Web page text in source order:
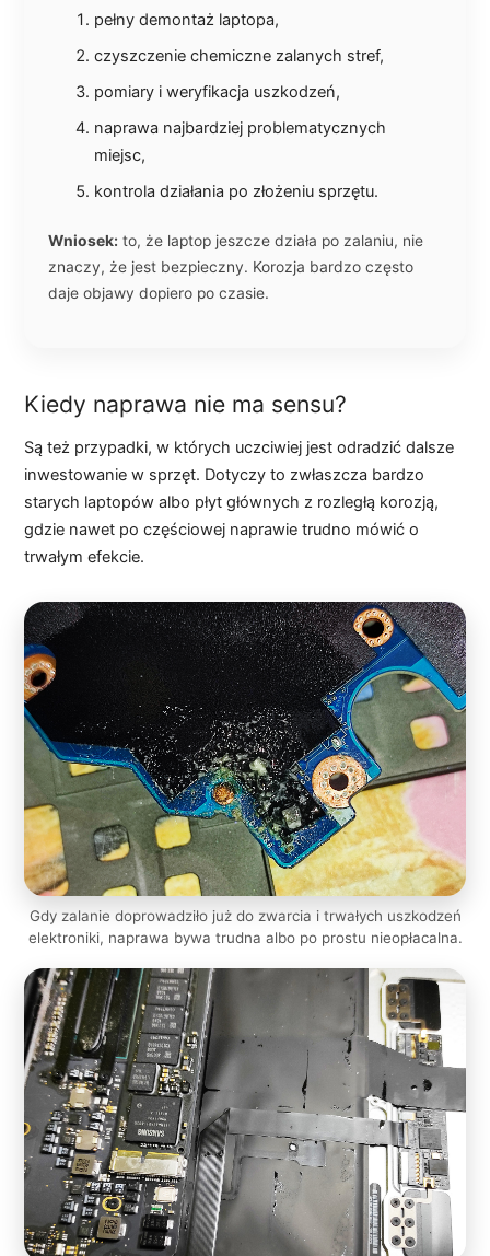
pełny demontaż laptopa,
czyszczenie chemiczne zalanych stref,
pomiary i weryfikacja uszkodzeń,
naprawa najbardziej problematycznych
miejsc,
kontrola działania po złożeniu sprzętu.
Wniosek: to, że laptop jeszcze działa po zalaniu, nie
znaczy, że jest bezpieczny. Korozja bardzo często
daje objawy dopiero po czasie.
Kiedy naprawa nie ma sensu?
Są też przypadki, w których uczciwiej jest odradzić dalsze
inwestowanie w sprzęt. Dotyczy to zwłaszcza bardzo
starych laptopów albo płyt głównych z rozległą korozją,
gdzie nawet po częściowej naprawie trudno mówić o
trwałym efekcie.
Gdy zalanie doprowadziło już do zwarcia i trwałych uszkodzeń
elektroniki, naprawa bywa trudna albo po prostu nieopłacalna.